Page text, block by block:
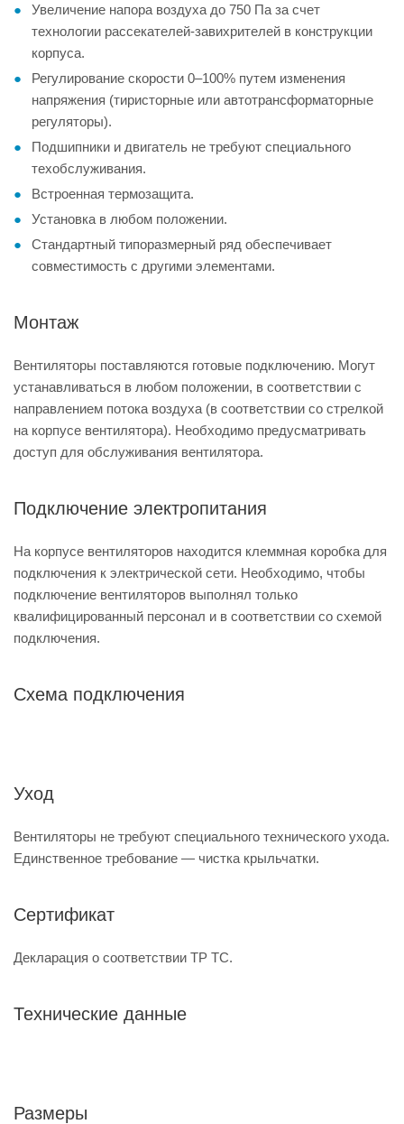
Увеличение напора воздуха до 750 Па за счет
технологии рассекателей-завихрителей в конструкции
корпуса.
Регулирование скорости 0–100% путем изменения
напряжения (тиристорные или автотрансформаторные
регуляторы).
Подшипники и двигатель не требуют специального
техобслуживания.
Встроенная термозащита.
Установка в любом положении.
Стандартный типоразмерный ряд обеспечивает
совместимость с другими элементами.
Монтаж
Вентиляторы поставляются готовые подключению. Могут
устанавливаться в любом положении, в соответствии с
направлением потока воздуха (в соответствии со стрелкой
на корпусе вентилятора). Необходимо предусматривать
доступ для обслуживания вентилятора.
Подключение электропитания
На корпусе вентиляторов находится клеммная коробка для
подключения к электрической сети. Необходимо, чтобы
подключение вентиляторов выполнял только
квалифицированный персонал и в соответствии со схемой
подключения.
Схема подключения
Уход
Вентиляторы не требуют специального технического ухода.
Единственное требование — чистка крыльчатки.
Сертификат
Декларация о соответствии ТР ТС.
Технические данные
Размеры